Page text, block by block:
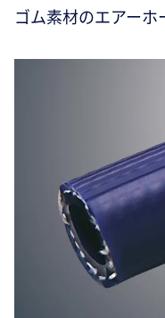
ゴム素材のエアーホ